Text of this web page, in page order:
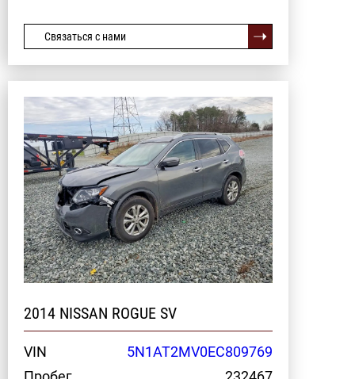
Связаться с нами
2014 NISSAN ROGUE SV
VIN
5N1AT2MV0EC809769